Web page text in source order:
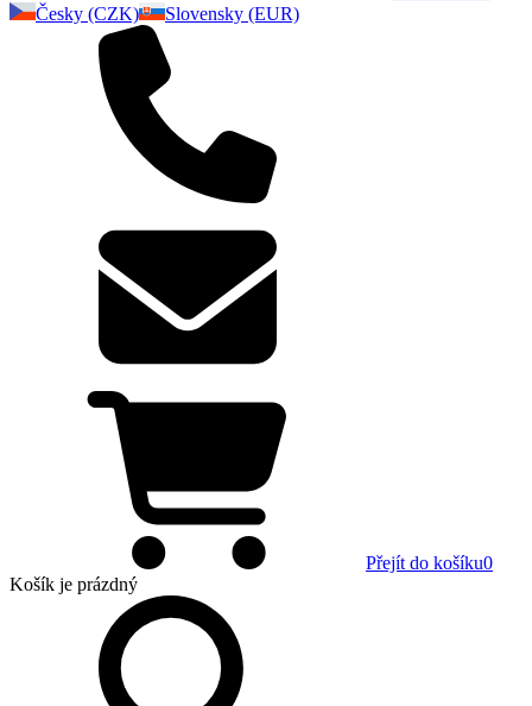
Česky (CZK)
Slovensky (EUR)
Přejít do košíku0
Košík je prázdný